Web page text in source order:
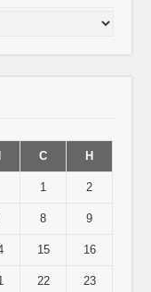
С Н
1 2
8 9
15 16
22 23